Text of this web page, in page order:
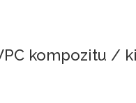
kompozitu /